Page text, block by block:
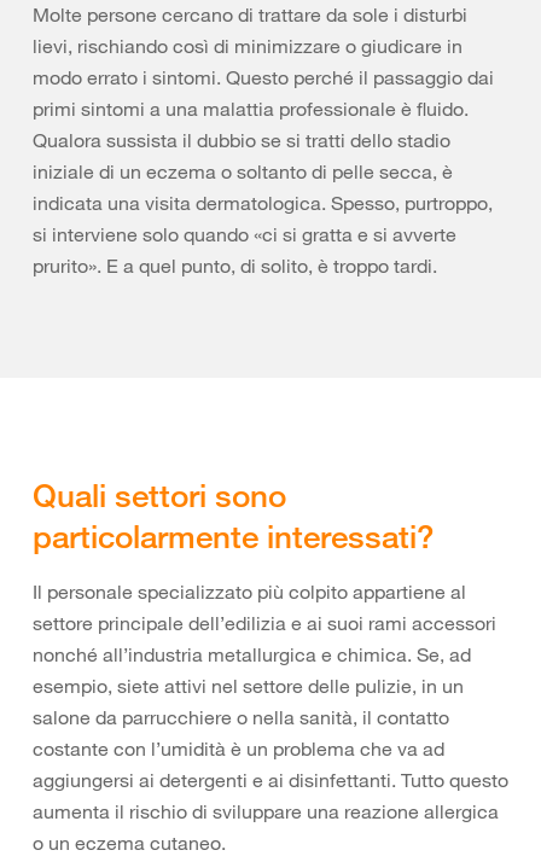
Molte persone cercano di trattare da sole i disturbi
lievi, rischiando così di minimizzare o giudicare in
modo errato i sintomi. Questo perché il passaggio dai
primi sintomi a una malattia professionale è fluido.
Qualora sussista il dubbio se si tratti dello stadio
iniziale di un eczema o soltanto di pelle secca, è
indicata una visita dermatologica. Spesso, purtroppo,
si interviene solo quando «ci si gratta e si avverte
prurito». E a quel punto, di solito, è troppo tardi.
Quali settori sono
particolarmente interessati?
Il personale specializzato più colpito appartiene al
settore principale dell’edilizia e ai suoi rami accessori
nonché all’industria metallurgica e chimica. Se, ad
esempio, siete attivi nel settore delle pulizie, in un
salone da parrucchiere o nella sanità, il contatto
costante con l’umidità è un problema che va ad
aggiungersi ai detergenti e ai disinfettanti. Tutto questo
aumenta il rischio di sviluppare una reazione allergica
o un eczema cutaneo.